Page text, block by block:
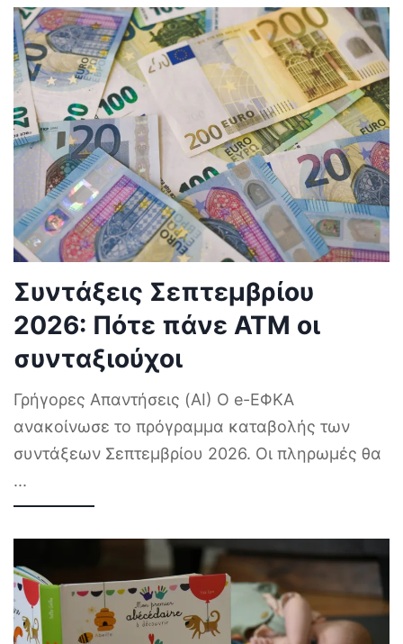
Συντάξεις Σεπτεμβρίου
2026: Πότε πάνε ΑΤΜ οι
συνταξιούχοι
Γρήγορες Απαντήσεις (AI) Ο e-ΕΦΚΑ
ανακοίνωσε το πρόγραμμα καταβολής των
συντάξεων Σεπτεμβρίου 2026. Οι πληρωμές θα
...